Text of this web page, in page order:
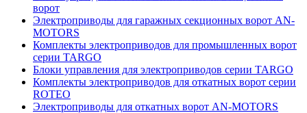
ворот
Электроприводы для гаражных секционных ворот AN-
MOTORS
Комплекты электроприводов для промышленных ворот
серии TARGO
Блоки управления для электроприводов серии TARGO
Комплекты электроприводов для откатных ворот серии
ROTEO
Электроприводы для откатных ворот AN-MOTORS